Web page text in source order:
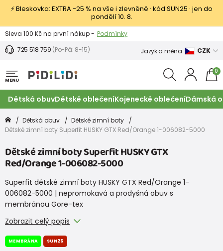
⚡ Bleskovka: EXTRA −25 % na vše i zlevněné · kód SUN25 · jen do
pondělí 10. 8.
Zobrazit
Sleva 100 Kč na první nákup - Podmínky
725 518 759 (Po-Pá: 8-15) Jazyk a měna CZK
MENU
0
Dětská obuvDětské oblečeníKojenecké oblečeníDámská
Dětská obuv
Dětské zimní boty
Dětské zimní boty Superfit HUSKY GTX Red/Orange 1-006082-5000
Dětské zimní boty Superfit HUSKY GTX
Red/Orange 1-006082-5000
Superfit dětské zimní boty HUSKY GTX Red/Orange 1-
006082-5000 | nepromokavá a prodyšná obuv s
membránou Gore-tex
Zobrazit celý popis
MEMBRÁNA SUN25